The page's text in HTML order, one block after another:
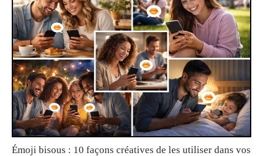
Émoji bisous : 10 façons créatives de les utiliser dans vos